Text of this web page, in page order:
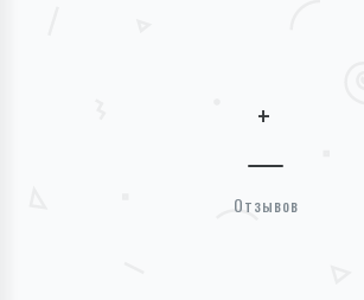
+
Отзывов